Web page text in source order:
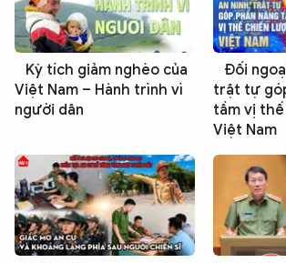
Kỳ tích giảm nghèo của
Việt Nam – Hành trình vì
người dân
Đối
trật tự
tầm vị
Việt Nam